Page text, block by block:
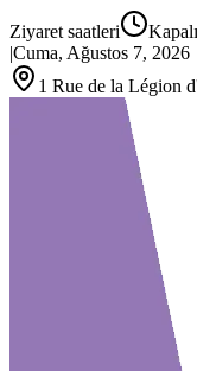
Ziyaret saatleri
Kapalı
|Cuma, Ağustos 7, 2026
1 Rue de la Légion